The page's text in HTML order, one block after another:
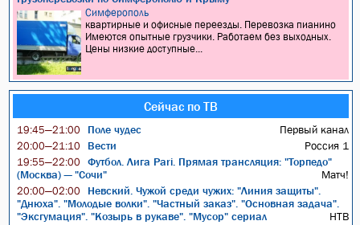
Симферополь
квартирные и офисные переезды. Перевозка пианино
Имеются опытные грузчики. Работаем без выходных.
Цены низкие доступные...
Сейчас по ТВ
19:45—21:00 Поле чудес Первый канал
20:00—21:10 Вести Россия 1
19:55—22:00
Футбол. Лига Pari. Прямая трансляция: "Торпедо"
(Москва) — "Сочи"
Матч!
20:00—02:00
Невский. Чужой среди чужих: "Линия защиты".
"Днюха". "Молодые волки". "Частный заказ". "Основная задача".
"Эксгумация". "Козырь в рукаве". "Мусор" сериал
НТВ